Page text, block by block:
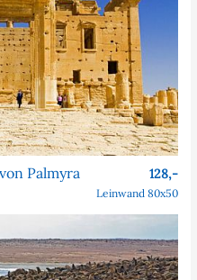
Palmyra 128,-
Leinwand 80x50